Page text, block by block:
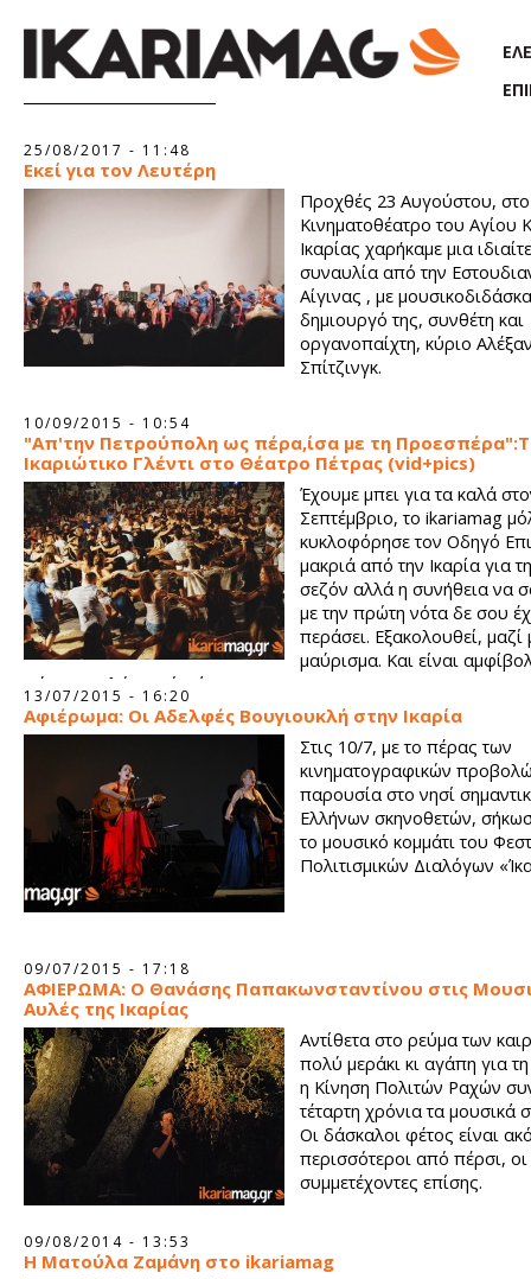
25/08/2017 - 11:48
Εκεί για τον Λευτέρη
Προχθές 23 Αυγούστου, στο
Κινηματοθέατρο του Αγίου
Ικαρίας χαρήκαμε μια
συναυλία από την
Αίγινας , με
δημιουργό της, συνθέτη και
οργανοπαίχτη, κύριο
Σπίτζινγκ.
10/09/2015 - 10:54
"Απ'την Πετρούπολη ως πέρα,ίσα με τη
Ικαριώτικο Γλέντι στο Θέατρο Πέτρας (vid+pics)
Έχουμε μπει για τα καλά
Σεπτέμβριο, το ikariamag
κυκλοφόρησε τον Οδηγό
μακριά από την Ικαρία για
σεζόν αλλά η συνήθεια να
με την πρώτη νότα δε σου
περάσει. Εξακολουθεί, μαζί
μαύρισμα. Και είναι
φύγει εντελώς από πάνω σου!
13/07/2015 - 16:20
Αφιέρωμα: Οι Αδελφές Βουγιουκλή στην Ικαρία
Στις 10/7, με το πέρας των
κινηματογραφικών
παρουσία στο νησί
Ελλήνων σκηνοθετών,
το μουσικό κομμάτι του
Πολιτισμικών Διαλόγων
09/07/2015 - 17:18
ΑΦΙΕΡΩΜΑ: Ο Θανάσης Παπακωνσταντίνου στις
Αυλές της Ικαρίας
Αντίθετα στο ρεύμα των
πολύ μεράκι κι αγάπη για
η Κίνηση Πολιτών Ραχών
τέταρτη χρόνια τα μουσικά
Οι δάσκαλοι φέτος είναι
περισσότεροι από πέρσι, οι
συμμετέχοντες επίσης.
09/08/2014 - 13:53
Η Ματούλα Ζαμάνη στο ikariamag